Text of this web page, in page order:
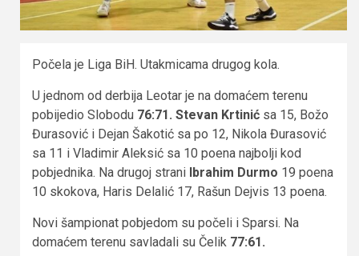
Počela je Liga BiH. Utakmicama drugog kola.
U jednom od derbija Leotar je na domaćem terenu
pobijedio Slobodu 76:71. Stevan Krtinić sa 15, Božo
Đurasović i Dejan Šakotić sa po 12, Nikola Đurasović
sa 11 i Vladimir Aleksić sa 10 poena najbolji kod
pobjednika. Na drugoj strani Ibrahim Durmo 19 poena
10 skokova, Haris Delalić 17, Rašun Dejvis 13 poena.
Novi šampionat pobjedom su počeli i Sparsi. Na
domaćem terenu savladali su Čelik 77:61.